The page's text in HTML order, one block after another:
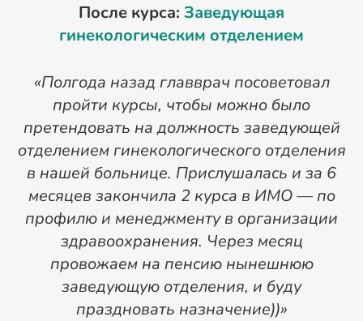
После курса: Заведующая
гинекологическим отделением
«Полгода назад главврач посоветовал
пройти курсы, чтобы можно было
претендовать на должность заведующей
отделением гинекологического отделения
в нашей больнице. Прислушалась и за 6
месяцев закончила 2 курса в ИМО — по
профилю и менеджменту в организации
здравоохранения. Через месяц
провожаем на пенсию нынешнюю
заведующую отделения, и буду
праздновать назначение))»